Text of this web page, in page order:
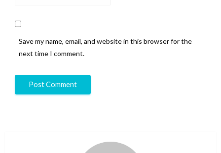
Save my name, email, and website in this browser for the
next time I comment.